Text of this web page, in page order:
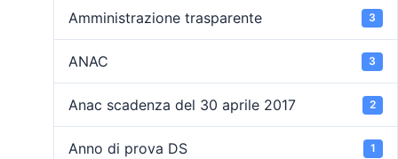
Amministrazione trasparente 3
ANAC 3
Anac scadenza del 30 aprile 2017 2
Anno di prova DS 1